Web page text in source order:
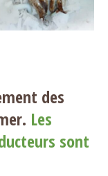
des
Les
sont